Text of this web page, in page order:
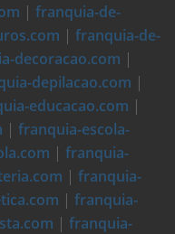
| franquia-de-
| franquia-de-
decoracao.com |
depilacao.com |
educacao.com |
| franquia-escola-
| franquia-
| franquia-
| franquia-
| franquia-